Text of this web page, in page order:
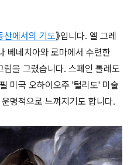
산에서의 기도》입니다. 엘 그레
베네치아와 로마에서 수련한
을 그렸습니다. 스페인 톨레도
미국 오하이오주 '털리도' 미술
명적으로 느껴지기도 합니다.